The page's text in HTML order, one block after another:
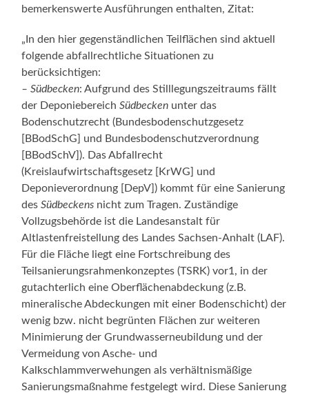
bemerkenswerte Ausführungen enthalten, Zitat:
„In den hier gegenständlichen Teilflächen sind aktuell
folgende abfallrechtliche Situationen zu
berücksichtigen:
– Südbecken: Aufgrund des Stilllegungszeitraums fällt
der DeponiebereichSüdbecken unter das
Bodenschutzrecht (Bundesbodenschutzgesetz
[BBodSchG] und Bundesbodenschutzverordnung
[BBodSchV]). Das Abfallrecht
(Kreislaufwirtschaftsgesetz [KrWG] und
Deponieverordnung [DepV]) kommt für eine Sanierung
desSüdbeckens nicht zum Tragen. Zuständige
Vollzugsbehörde ist die Landesanstalt für
Altlastenfreistellung des Landes Sachsen-Anhalt (LAF).
Für die Fläche liegt eine Fortschreibung des
Teilsanierungsrahmenkonzeptes (TSRK) vor1, in der
gutachterlich eine Oberflächenabdeckung (z.B.
mineralische Abdeckungen mit einer Bodenschicht) der
wenig bzw. nicht begrünten Flächen zur weiteren
Minimierung der Grundwasserneubildung und der
Vermeidung von Asche- und
Kalkschlammverwehungen als verhältnismäßige
Sanierungsmaßnahme festgelegt wird. Diese Sanierung